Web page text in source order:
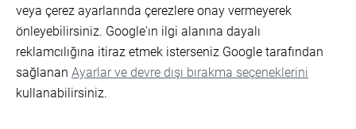
veya çerez ayarlarında çerezlere onay vermeyerek
önleyebilirsiniz. Google'ın ilgi alanına dayalı
reklamcılığına itiraz etmek isterseniz Google tarafından
sağlanan Ayarlar ve devre dışı bırakma seçeneklerini
kullanabilirsiniz.